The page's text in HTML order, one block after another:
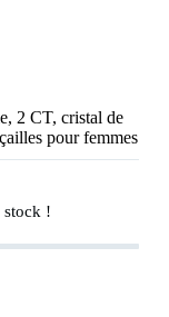
2 CT, cristal de
pour femmes
stock !